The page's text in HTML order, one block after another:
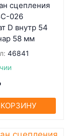
сцепления
026
D внутр 54
58 мм
46841